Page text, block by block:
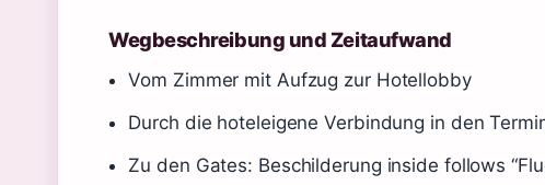
Wegbeschreibung und Zeitaufwand
Vom Zimmer mit Aufzug zur Hotellobby
Durch die hoteleigene Verbindung in den
Zu den Gates: Beschilderung inside follows